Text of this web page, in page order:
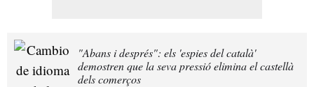
"Abans i després": els 'espies del català'
demostren que la seva pressió elimina el castellà
dels comerços